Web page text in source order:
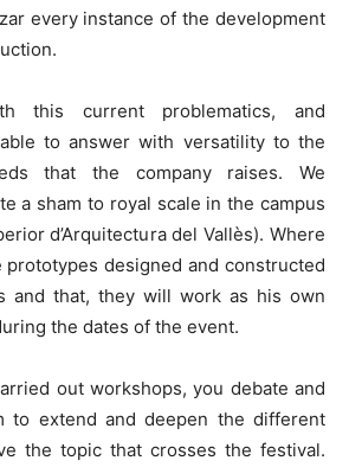
every instance of the development
this current problematics, and
to answer with versatility to the
that the company raises. We
a sham to royal scale in the campus
d’Arquitectura del Vallès). Where
designed and constructed
and that, they will work as his own
the dates of the event.
out workshops, you debate and
to extend and deepen the different
the topic that crosses the festival.